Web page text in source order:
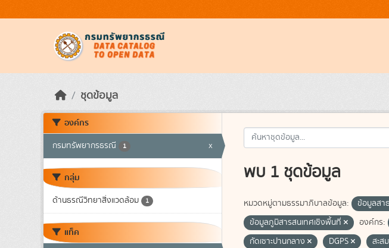
ชุดข้อมูล
องค์กร
กรมทรัพยากรธรณี 1 x
กลุ่ม
ด้านธรณีวิทยาสิ่งแวดล้อม 1
แท็ค
พบ 1 ชุดข้อมูล
หมวดหมู่ตามธรรมาภิบาลข้อมูล: ข้อมูลสา
ข้อมูลภูมิสารสนเทศเชิงพื้นที่
องค์กร:
กัดเซาะปานกลาง
DGPS สะส